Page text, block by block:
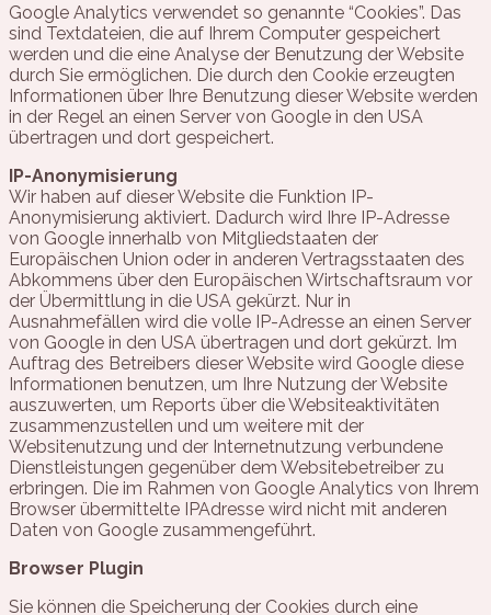
Google Analytics verwendet so genannte “Cookies”. Das
sind Textdateien, die auf Ihrem Computer gespeichert
werden und die eine Analyse der Benutzung der Website
durch Sie ermöglichen. Die durch den Cookie erzeugten
Informationen über Ihre Benutzung dieser Website werden
in der Regel an einen Server von Google in den USA
übertragen und dort gespeichert.
IP-Anonymisierung
Wir haben auf dieser Website die Funktion IP-
Anonymisierung aktiviert. Dadurch wird Ihre IP-Adresse
von Google innerhalb von Mitgliedstaaten der
Europäischen Union oder in anderen Vertragsstaaten des
Abkommens über den Europäischen Wirtschaftsraum vor
der Übermittlung in die USA gekürzt. Nur in
Ausnahmefällen wird die volle IP-Adresse an einen Server
von Google in den USA übertragen und dort gekürzt. Im
Auftrag des Betreibers dieser Website wird Google diese
Informationen benutzen, um Ihre Nutzung der Website
auszuwerten, um Reports über die Websiteaktivitäten
zusammenzustellen und um weitere mit der
Websitenutzung und der Internetnutzung verbundene
Dienstleistungen gegenüber dem Websitebetreiber zu
erbringen. Die im Rahmen von Google Analytics von Ihrem
Browser übermittelte IPAdresse wird nicht mit anderen
Daten von Google zusammengeführt.
Browser Plugin
Sie können die Speicherung der Cookies durch eine